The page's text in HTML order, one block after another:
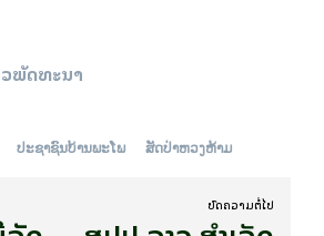
ພັດທະນາ
ປະຊາຊົນ​ບ້ານ​ພະ​ໂພ ສັດປ່າ​ຫວງ​ຫ້າມ​
ບົດ​ຄວາມ​ຕໍ່​ໄປ